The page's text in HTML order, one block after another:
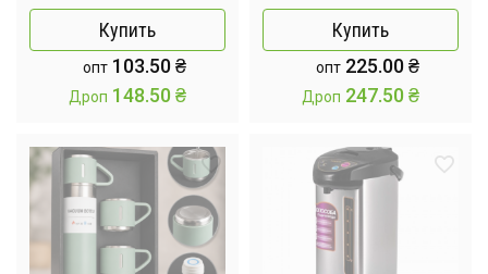
расцветке омбре 500
мл
Купить
опт 103.50₴
Дроп 148.50₴
набор с 3 чашкам 500
мл
Купить
опт 225.00₴
Дроп 247.50₴